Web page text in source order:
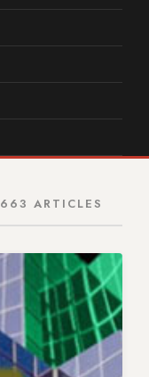
ARTICLES